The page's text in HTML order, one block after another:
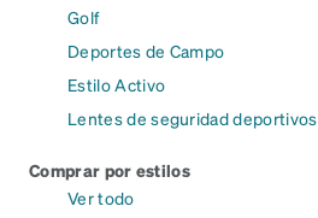
Golf
Deportes de Campo
Estilo Activo
Lentes de seguridad deportivos
Comprar por estilos
Ver todo